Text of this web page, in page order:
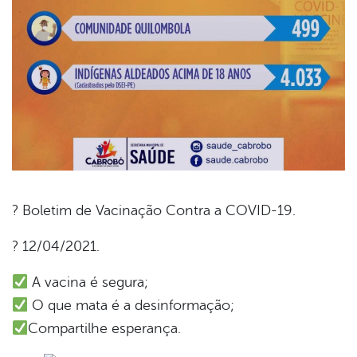
? Boletim de Vacinação Contra a COVID-19.
? 12/04/2021.
A vacina é segura;
O que mata é a desinformação;
Compartilhe esperança.